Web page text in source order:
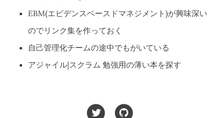
EBM(エビデンスベースドマネジメント)が興味深い
のでリンク集を作っておく
自己管理化チームの途中でもがいている
アジャイル|スクラム 勉強用の薄い本を探す